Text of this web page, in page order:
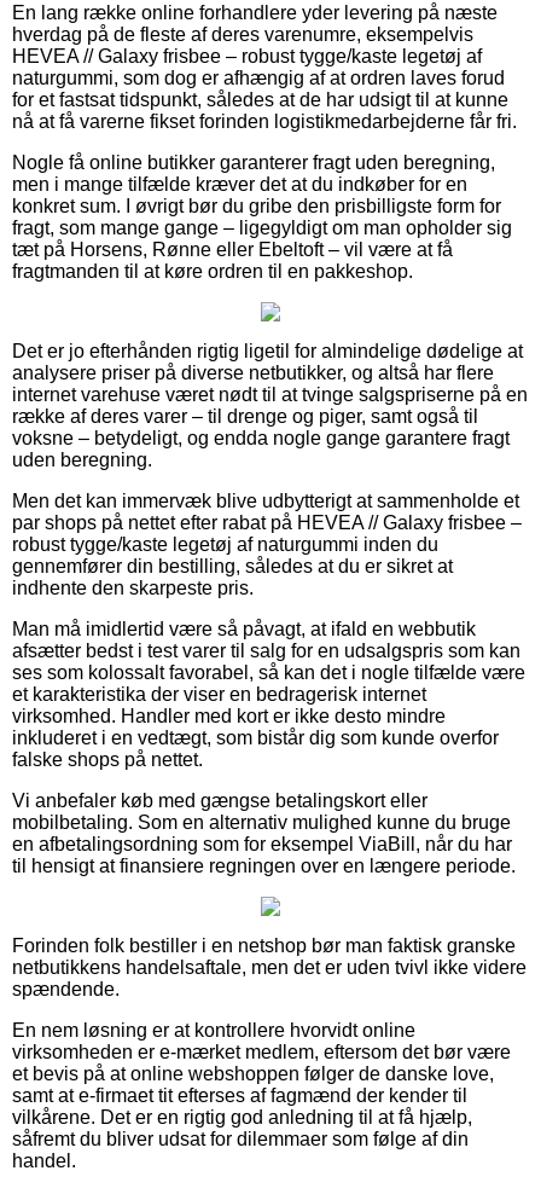
En lang række online forhandlere yder levering på næste
hverdag på de fleste af deres varenumre, eksempelvis
HEVEA // Galaxy frisbee – robust tygge/kaste legetøj af
naturgummi, som dog er afhængig af at ordren laves forud
for et fastsat tidspunkt, således at de har udsigt til at kunne
nå at få varerne fikset forinden logistikmedarbejderne får fri.
Nogle få online butikker garanterer fragt uden beregning,
men i mange tilfælde kræver det at du indkøber for en
konkret sum. I øvrigt bør du gribe den prisbilligste form for
fragt, som mange gange – ligegyldigt om man opholder sig
tæt på Horsens, Rønne eller Ebeltoft – vil være at få
fragtmanden til at køre ordren til en pakkeshop.
Det er jo efterhånden rigtig ligetil for almindelige dødelige at
analysere priser på diverse netbutikker, og altså har flere
internet varehuse været nødt til at tvinge salgspriserne på en
række af deres varer – til drenge og piger, samt også til
voksne – betydeligt, og endda nogle gange garantere fragt
uden beregning.
Men det kan immervæk blive udbytterigt at sammenholde et
par shops på nettet efter rabat på HEVEA // Galaxy frisbee –
robust tygge/kaste legetøj af naturgummi inden du
gennemfører din bestilling, således at du er sikret at
indhente den skarpeste pris.
Man må imidlertid være så påvagt, at ifald en webbutik
afsætter bedst i test varer til salg for en udsalgspris som kan
ses som kolossalt favorabel, så kan det i nogle tilfælde være
et karakteristika der viser en bedragerisk internet
virksomhed. Handler med kort er ikke desto mindre
inkluderet i en vedtægt, som bistår dig som kunde overfor
falske shops på nettet.
Vi anbefaler køb med gængse betalingskort eller
mobilbetaling. Som en alternativ mulighed kunne du bruge
en afbetalingsordning som for eksempel ViaBill, når du har
til hensigt at finansiere regningen over en længere periode.
Forinden folk bestiller i en netshop bør man faktisk granske
netbutikkens handelsaftale, men det er uden tvivl ikke videre
spændende.
En nem løsning er at kontrollere hvorvidt online
virksomheden er e-mærket medlem, eftersom det bør være
et bevis på at online webshoppen følger de danske love,
samt at e-firmaet tit efterses af fagmænd der kender til
vilkårene. Det er en rigtig god anledning til at få hjælp,
såfremt du bliver udsat for dilemmaer som følge af din
handel.